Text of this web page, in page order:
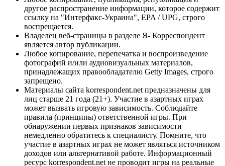
другое распространение информации, которое содержит
ссылку на "Интерфакс-Украина", EPA / UPG, строго
воспрещается.
Владелец веб-страницы в разделе Я- Корреспондент
является автор публикации.
Любое копирование, перепечатка и воспроизведение
фотографий и/или аудиовизуальных материалов,
принадлежащих правообладателю Getty Images, строго
запрещено.
Материалы сайта korrespondent.net предназначены для
лиц старше 21 года (21+). Участие в азартных играх
может вызвать игровую зависимость. Соблюдайте
правила (принципы) ответственной игры. При
обнаружении первых признаков зависимости
немедленно обратитесь к специалисту. Помните, что
участие в азартных играх не может являться источником
доходов или альтернативой работе. Информационный
ресурс korrespondent.net не проводит игры на реальные